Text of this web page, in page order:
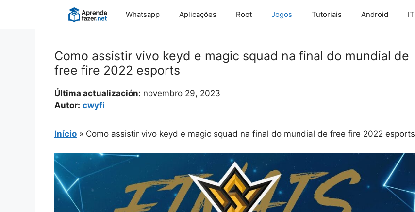
Whatsapp Aplicações Root Jogos Tutoriais Android IT
Como assistir vivo keyd e magic squad na final do mundial de
free fire 2022 esports
Última actualización: novembro 29, 2023
Autor: cwyfi
Início » Como assistir vivo keyd e magic squad na final do mundial de free fire 2022 esports